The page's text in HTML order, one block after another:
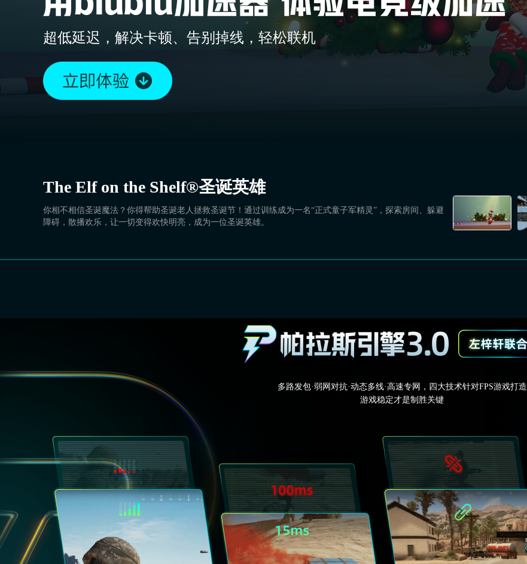
超低延迟，解决卡顿、告别掉线，轻松联机
The Elf on the Shelf®圣诞英雄
你相不相信圣诞魔法？你得帮助圣诞老人拯救圣诞节！通过训练成为一名“正式童子军精灵”，探索房间、躲避
障碍，散播欢乐，让一切变得欢快明亮，成为一位圣诞英雄。
多路发包·弱网对抗·动态多线·高速专网，四大技术针对FPS游戏打造
游戏稳定才是制胜关键